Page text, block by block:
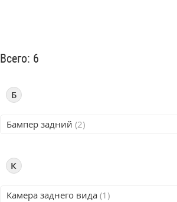
Всего: 6
Б
Бампер задний (2)
К
Камера заднего вида (1)